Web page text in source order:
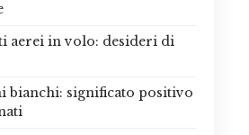
aerei in volo: desideri di
bianchi: significato positivo